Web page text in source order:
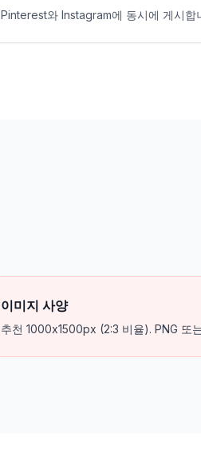
Pinterest와 Instagram에 동시에 게시합
이미지 사양
추천 1000x1500px (2:3 비율). PNG 또